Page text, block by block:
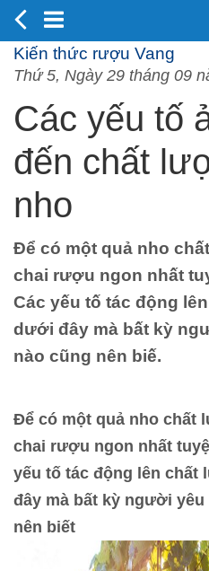
Kiến thức rượu Vang
Thứ 5, Ngày 29 tháng 09
Các yếu tố
đến chất
nho
Để có một quả nho
chai rượu ngon nhất
Các yếu tố tác động
dưới đây mà bất kỳ
nào cũng nên biế.
Để có một quả nho chất
chai rượu ngon nhất
yếu tố tác động lên
đây mà bất kỳ người yêu
nên biết